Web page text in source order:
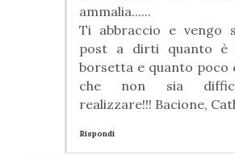
ammalia......
Ti abbraccio e vengo
post a dirti quanto è
borsetta e quanto poco
che non sia
realizzare!!! Bacione,
Rispondi